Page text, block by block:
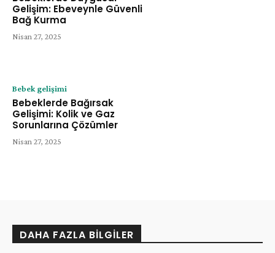
Gelişim: Ebeveynle Güvenli
Bağ Kurma
Nisan 27, 2025
Bebek gelişimi
Bebeklerde Bağırsak
Gelişimi: Kolik ve Gaz
Sorunlarına Çözümler
Nisan 27, 2025
DAHA FAZLA BILGILER